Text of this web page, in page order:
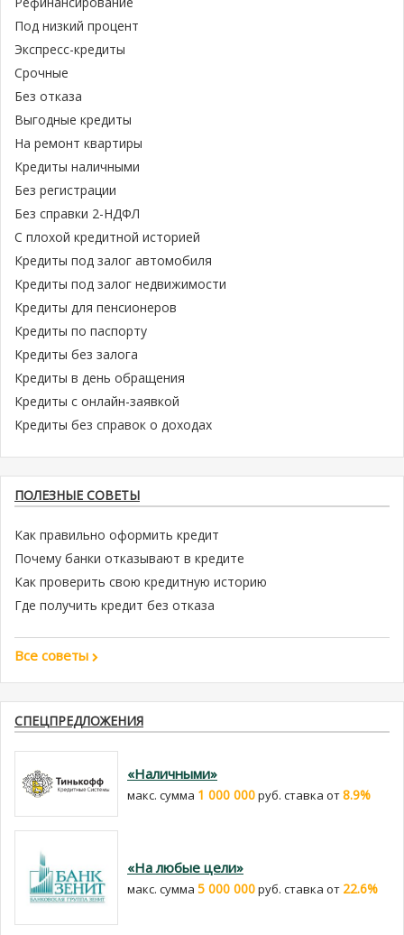
Под низкий процент
Экспресс-кредиты
Срочные
Без отказа
Выгодные кредиты
На ремонт квартиры
Кредиты наличными
Без регистрации
Без справки 2-НДФЛ
С плохой кредитной историей
Кредиты под залог автомобиля
Кредиты под залог недвижимости
Кредиты для пенсионеров
Кредиты по паспорту
Кредиты без залога
Кредиты в день обращения
Кредиты с онлайн-заявкой
Кредиты без справок о доходах
ПОЛЕЗНЫЕ СОВЕТЫ
Как правильно оформить кредит
Почему банки отказывают в кредите
Как проверить свою кредитную историю
Где получить кредит без отказа
Все советы
СПЕЦПРЕДЛОЖЕНИЯ
«Наличными»
макс. сумма 1 000 000руб. cтавка от8.9%
«На любые цели»
макс. сумма 5 000 000руб. cтавка от 22.6%